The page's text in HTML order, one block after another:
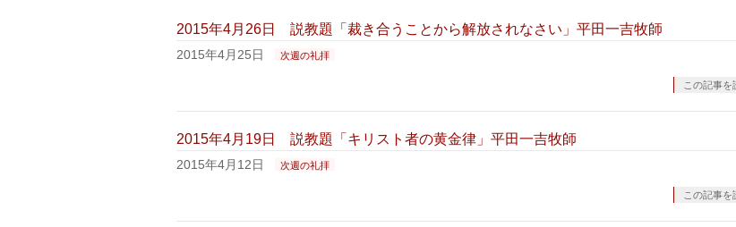
2015年4月26日 説教題「裁き合うことから解放されなさい」平田一吉牧師
2015年4月25日 次週の礼拝
この記事を
2015年4月19日 説教題「キリスト者の黄金律」平田一吉牧師
2015年4月12日 次週の礼拝
この記事を